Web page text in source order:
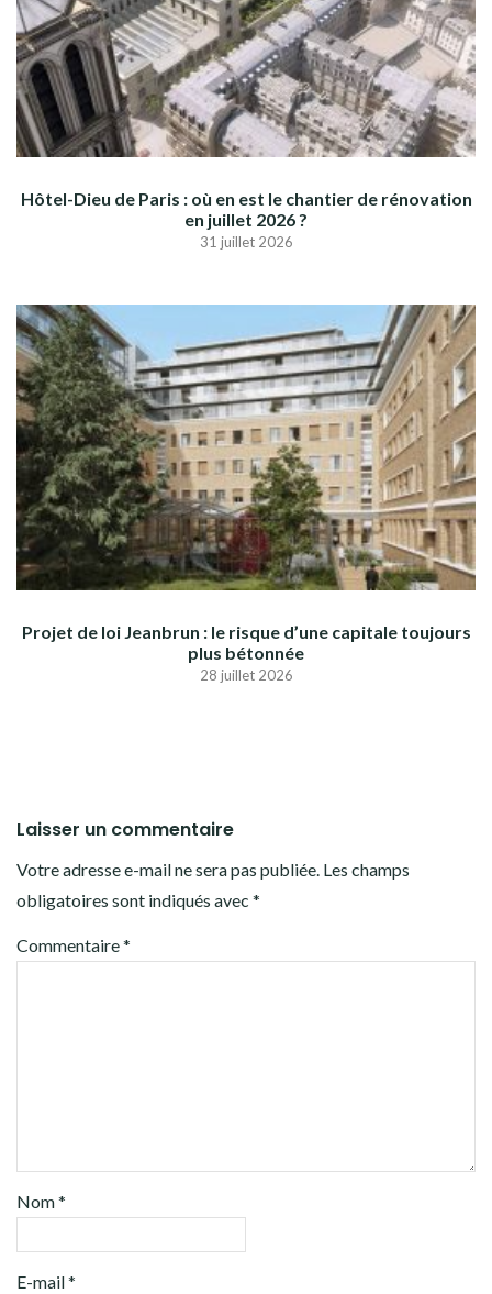
Hôtel-Dieu de Paris : où en est le chantier de rénovation
en juillet 2026 ?
31 juillet 2026
Projet de loi Jeanbrun : le risque d’une capitale toujours
plus bétonnée
28 juillet 2026
Laisser un commentaire
Votre adresse e-mail ne sera pas publiée. Les champs
obligatoires sont indiqués avec *
Commentaire*
Nom*
E-mail*